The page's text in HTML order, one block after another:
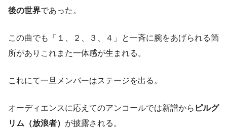
後の世界であった。
この曲でも「１、２、３、４」と一斉に腕をあげられる箇
所がありこれまた一体感が生まれる。
これにて一旦メンバーはステージを出る。
オーディエンスに応えてのアンコールでは新譜から ピルグ
リム（放浪者） が披露される。